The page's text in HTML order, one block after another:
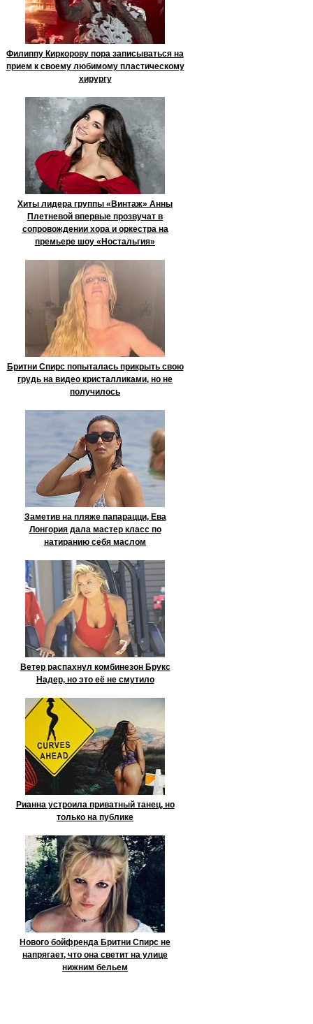
Филиппу Киркорову пора записываться на
прием к своему любимому пластическому
хирургу
Хиты лидера группы «Винтаж» Анны
Плетневой впервые прозвучат в
сопровождении хора и оркестра на
премьере шоу «Ностальгия»
Бритни Спирс попыталась прикрыть свою
грудь на видео кристалликами, но не
получилось
Заметив на пляже папарацци, Ева
Лонгория дала мастер класс по
натиранию себя маслом
Ветер распахнул комбинезон Брукс
Надер, но это её не смутило
Рианна устроила приватный танец, но
только на публике
Нового бойфренда Бритни Спирс не
напрягает, что она светит на улице
нижним бельем